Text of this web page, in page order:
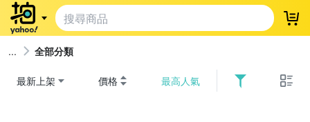
登
全部分類
最新上架 價格 最高人氣